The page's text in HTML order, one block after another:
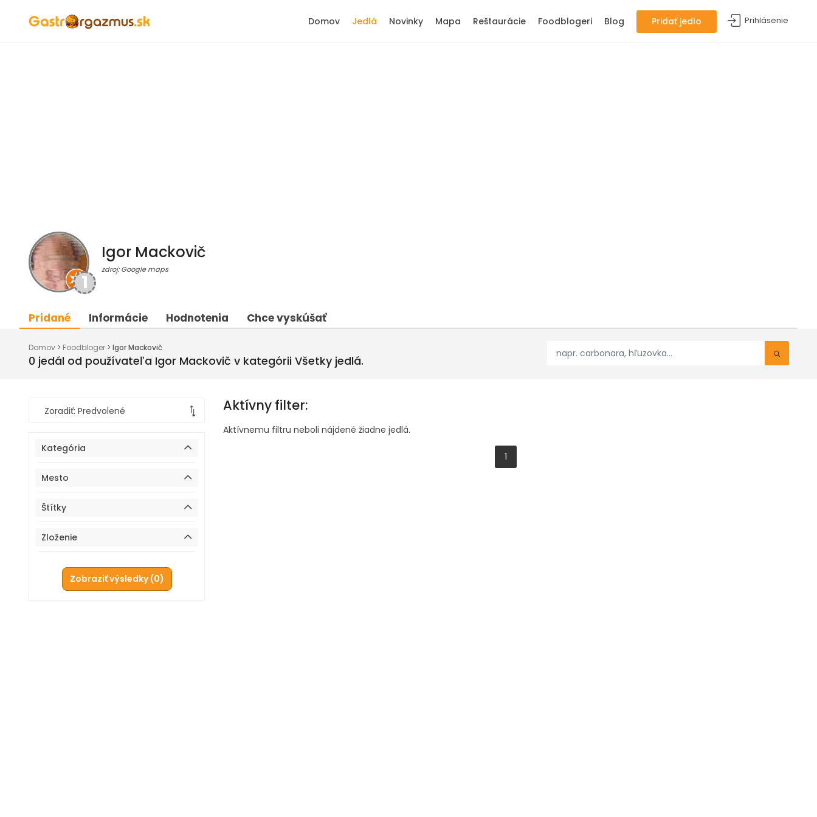
Prihlásenie
Domov Jedlá Novinky Mapa Reštaurácie Foodblogeri Blog Pridať jedlo
1
Igor Mackovič
zdroj: Google maps
Pridané Informácie Hodnotenia Chce vyskúšať
Domov > Foodbloger > Igor Mackovič
0 jedál od používateľa Igor Mackovič v kategórii Všetky jedlá.
Kategória
Mesto
Štítky
Zloženie
Zobraziť výsledky (0)
Aktívny filter:
Aktívnemu filtru neboli nájdené žiadne jedlá.
1